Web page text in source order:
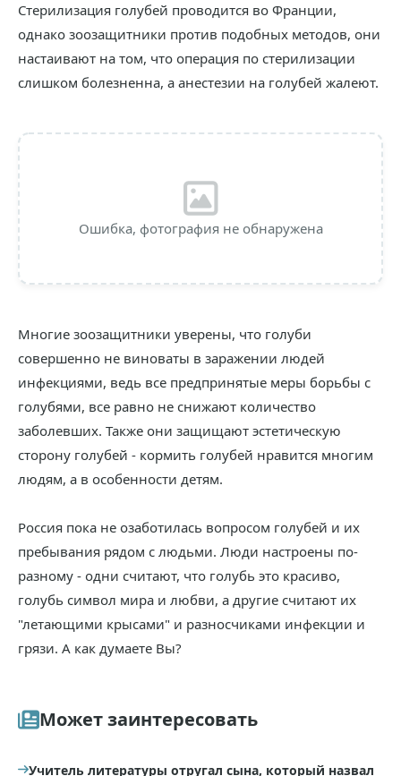
Стерилизация голубей проводится во Франции,
однако зоозащитники против подобных методов, они
настаивают на том, что операция по стерилизации
слишком болезненна, а анестезии на голубей жалеют.
Ошибка, фотография не обнаружена
Многие зоозащитники уверены, что голуби
совершенно не виноваты в заражении людей
инфекциями, ведь все предпринятые меры борьбы с
голубями, все равно не снижают количество
заболевших. Также они защищают эстетическую
сторону голубей - кормить голубей нравится многим
людям, а в особенности детям.
Россия пока не озаботилась вопросом голубей и их
пребывания рядом с людьми. Люди настроены по-
разному - одни считают, что голубь это красиво,
голубь символ мира и любви, а другие считают их
"летающими крысами" и разносчиками инфекции и
грязи. А как думаете Вы?
Может заинтересовать
Учитель литературы отругал сына, который назвал